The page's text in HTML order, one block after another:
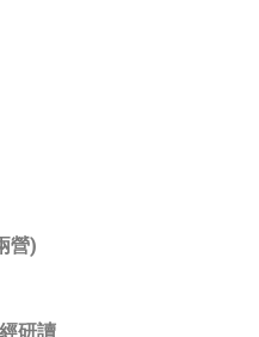
營)
研讀